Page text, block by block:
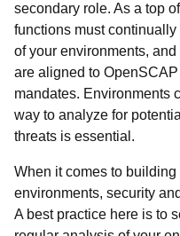
secondary role. As a top
functions must
of your environments,
are aligned to
mandates. Environments
way to analyze for
threats is essential.
When it comes to
environments, security
A best practice here is to